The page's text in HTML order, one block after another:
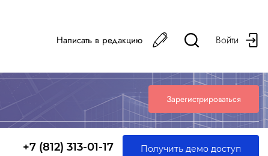
Написать в редакцию Войти
Зарегистрироваться
+7 (812) 313-01-17 Получить демо доступ